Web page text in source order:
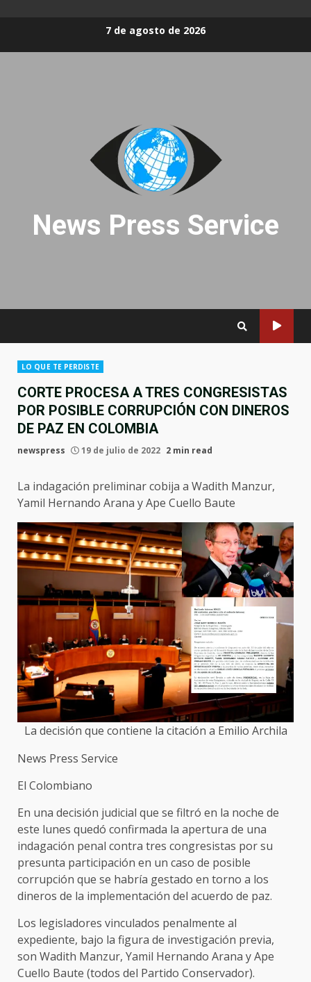
7 de agosto de 2026
News Press Service
LO QUE TE PERDISTE
CORTE PROCESA A TRES CONGRESISTAS
POR POSIBLE CORRUPCIÓN CON DINEROS
DE PAZ EN COLOMBIA
newspress 19 de julio de 2022 2 min read
La indagación preliminar cobija a Wadith Manzur,
Yamil Hernando Arana y Ape Cuello Baute
La decisión que contiene la citación a Emilio Archila
News Press Service
El Colombiano
En una decisión judicial que se filtró en la noche de
este lunes quedó confirmada la apertura de una
indagación penal contra tres congresistas por su
presunta participación en un caso de posible
corrupción que se habría gestado en torno a los
dineros de la implementación del acuerdo de paz.
Los legisladores vinculados penalmente al
expediente, bajo la figura de investigación previa,
son Wadith Manzur, Yamil Hernando Arana y Ape
Cuello Baute (todos del Partido Conservador).